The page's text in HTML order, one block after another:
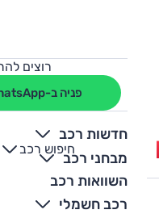
רוצים
פניה ב-WhatsApp
חדשות רכב
מבחני רכב
השוואות רכב
רכב חשמלי
חיפוש רכב
+
-